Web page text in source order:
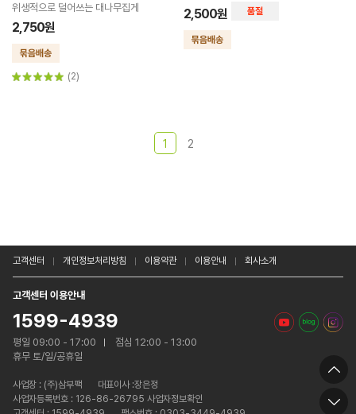
위생적으로 덜어쓰는 대나무집게
2,750원
(2)
2,500원
1 2
고객센터 개인정보처리방침 이용약관 이용안내 회사소개
고객센터 이용안내
1599-4939
평일 09:00 - 17:00
점심 12:00 - 13:00
휴무 토/일/공휴일
사업장 : (주)삼부팩
대표이사 :장은정
사업자등록번호 : 126-86-26795 사업자정보확인